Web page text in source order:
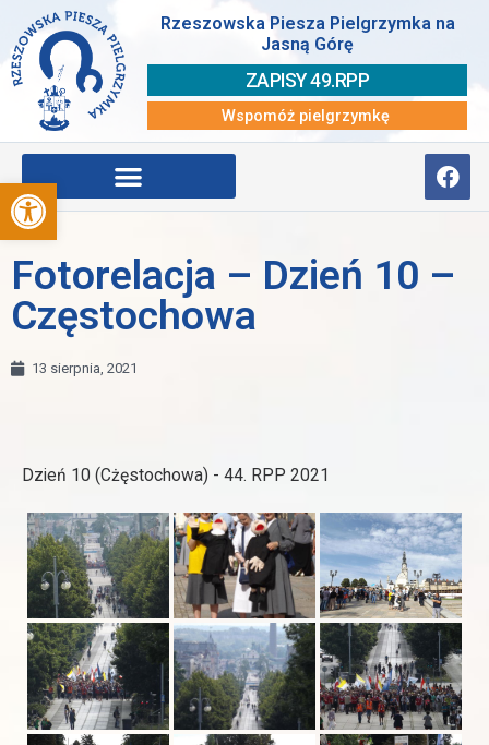
Otwórz pasek narzędzi
Rzeszowska Piesza Pielgrzymka na
Jasną Górę
ZAPISY 49.RPP
Wspomóż pielgrzymkę
Fotorelacja – Dzień 10 –
Częstochowa
13 sierpnia, 2021
Dzień 10 (Cżęstochowa) - 44. RPP 2021